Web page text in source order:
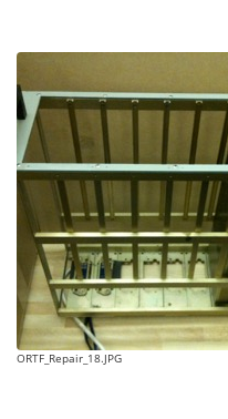
ORTF_Repair_18.JPG